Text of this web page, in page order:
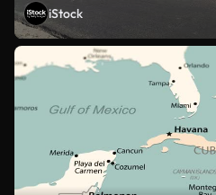
iStock